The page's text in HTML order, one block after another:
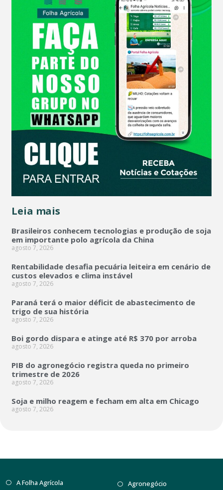
Leia mais
Brasileiros conhecem tecnologias e produção de soja
em importante polo agrícola da China
agosto 7, 2026
Rentabilidade desafia pecuária leiteira em cenário de
custos elevados e clima instável
agosto 7, 2026
Paraná terá o maior déficit de abastecimento de
trigo de sua história
agosto 7, 2026
Boi gordo dispara e atinge até R$ 370 por arroba
agosto 7, 2026
PIB do agronegócio registra queda no primeiro
trimestre de 2026
agosto 7, 2026
Soja e milho reagem e fecham em alta em Chicago
agosto 7, 2026
A Folha Agrícola Agronegócio